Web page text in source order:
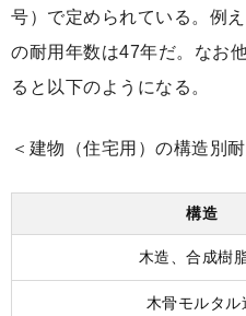
号）で定められている。例
の耐用年数は47年だ。なお
ると以下のようになる。
＜建物（住宅用）の構造別
構造
木造、合成樹
木骨モルタル